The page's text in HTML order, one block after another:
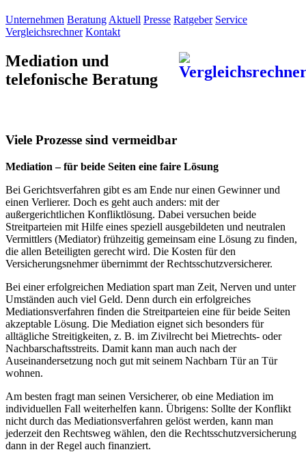
Unternehmen Beratung Aktuell Presse Ratgeber Service
Vergleichsrechner Kontakt
Mediation und
telefonische Beratung
Viele Prozesse sind vermeidbar
Mediation – für beide Seiten eine faire Lösung
Bei Gerichtsverfahren gibt es am Ende nur einen Gewinner und
einen Verlierer. Doch es geht auch anders: mit der
außergerichtlichen Konfliktlösung. Dabei versuchen beide
Streitparteien mit Hilfe eines speziell ausgebildeten und neutralen
Vermittlers (Mediator) frühzeitig gemeinsam eine Lösung zu finden,
die allen Beteiligten gerecht wird. Die Kosten für den
Versicherungsnehmer übernimmt der Rechtsschutzversicherer.
Bei einer erfolgreichen Mediation spart man Zeit, Nerven und unter
Umständen auch viel Geld. Denn durch ein erfolgreiches
Mediationsverfahren finden die Streitparteien eine für beide Seiten
akzeptable Lösung. Die Mediation eignet sich besonders für
alltägliche Streitigkeiten, z. B. im Zivilrecht bei Mietrechts- oder
Nachbarschaftsstreits. Damit kann man auch nach der
Auseinandersetzung noch gut mit seinem Nachbarn Tür an Tür
wohnen.
Am besten fragt man seinen Versicherer, ob eine Mediation im
individuellen Fall weiterhelfen kann. Übrigens: Sollte der Konflikt
nicht durch das Mediationsverfahren gelöst werden, kann man
jederzeit den Rechtsweg wählen, den die Rechtsschutzversicherung
dann in der Regel auch finanziert.